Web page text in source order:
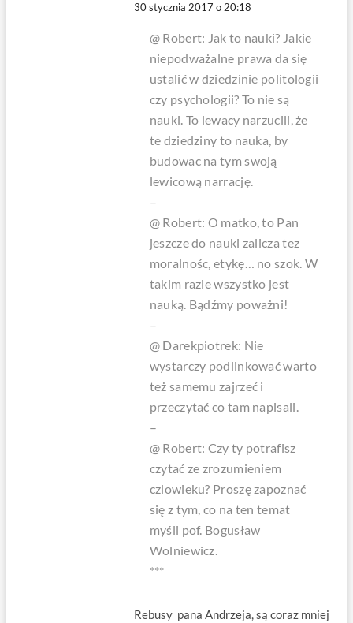
30 stycznia 2017 o 20:18
@ Robert: Jak to nauki? Jakie
niepodważalne prawa da się
ustalić w dziedzinie politologii
czy psychologii? To nie są
nauki. To lewacy narzucili, że
te dziedziny to nauka, by
budowac na tym swoją
lewicową narrację.
–
@ Robert: O matko, to Pan
jeszcze do nauki zalicza tez
moralnośc, etykę… no szok. W
takim razie wszystko jest
nauką. Bądźmy poważni!
–
@ Darekpiotrek: Nie
wystarczy podlinkować warto
też samemu zajrzeć i
przeczytać co tam napisali.
–
@ Robert: Czy ty potrafisz
czytać ze zrozumieniem
czlowieku? Proszę zapoznać
się z tym, co na ten temat
myśli pof. Bogusław
Wolniewicz.
***
Rebusy pana Andrzeja, są coraz mniej